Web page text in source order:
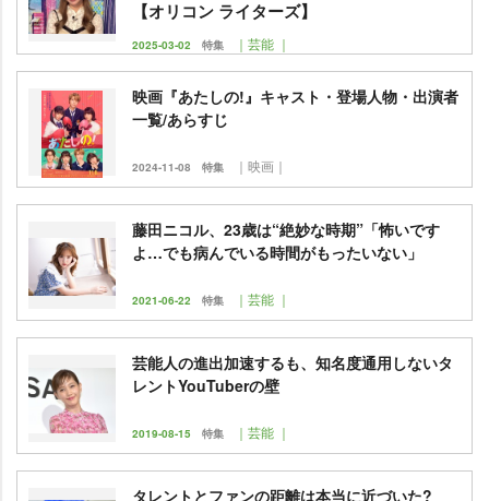
【オリコン ライターズ】
2025-03-02 特集 ｜芸能 ｜
映画『あたしの!』キャスト・登場人物・出演者
一覧/あらすじ
2024-11-08 特集 ｜映画｜
藤田ニコル、23歳は“絶妙な時期”「怖いです
よ…でも病んでいる時間がもったいない」
2021-06-22 特集 ｜芸能 ｜
芸能人の進出加速するも、知名度通用しないタ
レントYouTuberの壁
2019-08-15 特集 ｜芸能 ｜
タレントとファンの距離は本当に近づいた?